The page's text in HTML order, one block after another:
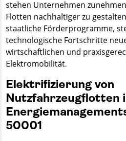
stehen Unternehmen
Flotten nachhaltiger zu
staatliche Förderprogramme,
technologische Fortschritte
wirtschaftlichen und
Elektromobilität.
Elektrifizierung von
Nutzfahrzeugflotten
50001